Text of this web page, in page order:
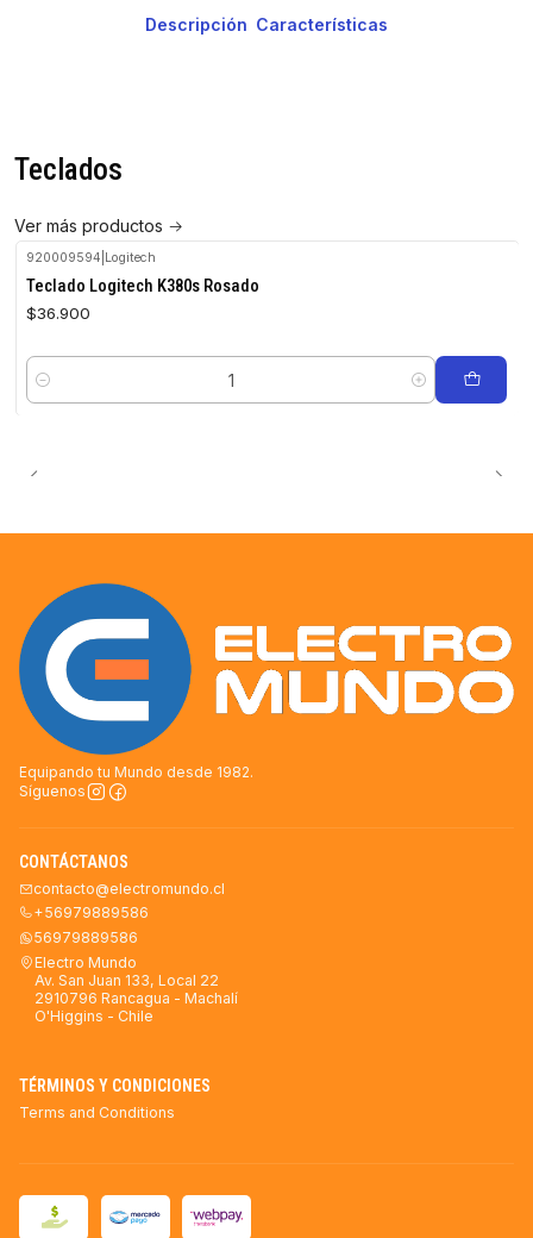
Descripción Características
Teclados
Ver más productos
920009594 Logitech
Teclado Logitech K380s Rosado
$36.900
Cantidad
Equipando tu Mundo desde 1982.
Síguenos
CONTÁCTANOS
contacto@electromundo.cl
+56979889586
56979889586
Electro Mundo
Av. San Juan 133, Local 22
2910796 Rancagua - Machalí
O'Higgins - Chile
TÉRMINOS Y CONDICIONES
Terms and Conditions